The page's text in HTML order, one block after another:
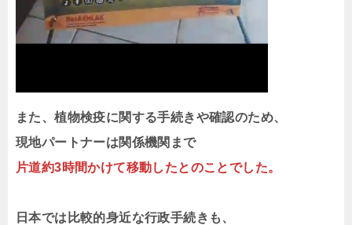
また、植物検疫に関する手続きや確認のため、
現地パートナーは関係機関まで
片道約3時間かけて移動したとのことでした。
日本では比較的身近な行政手続きも、